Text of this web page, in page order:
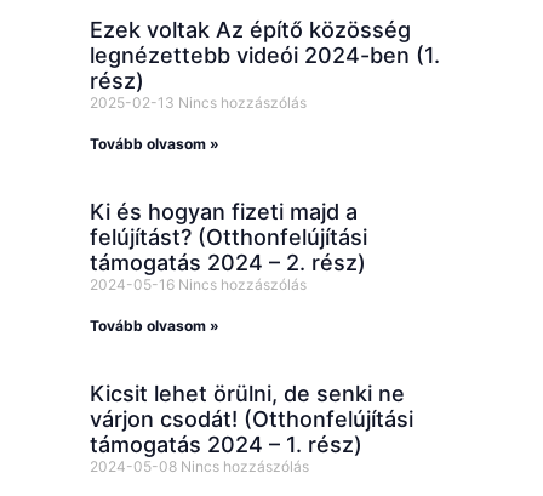
Ezek voltak Az építő közösség
legnézettebb videói 2024-ben (1.
rész)
2025-02-13 Nincs hozzászólás
Tovább olvasom »
Ki és hogyan fizeti majd a
felújítást? (Otthonfelújítási
támogatás 2024 – 2. rész)
2024-05-16 Nincs hozzászólás
Tovább olvasom »
Kicsit lehet örülni, de senki ne
várjon csodát! (Otthonfelújítási
támogatás 2024 – 1. rész)
2024-05-08 Nincs hozzászólás